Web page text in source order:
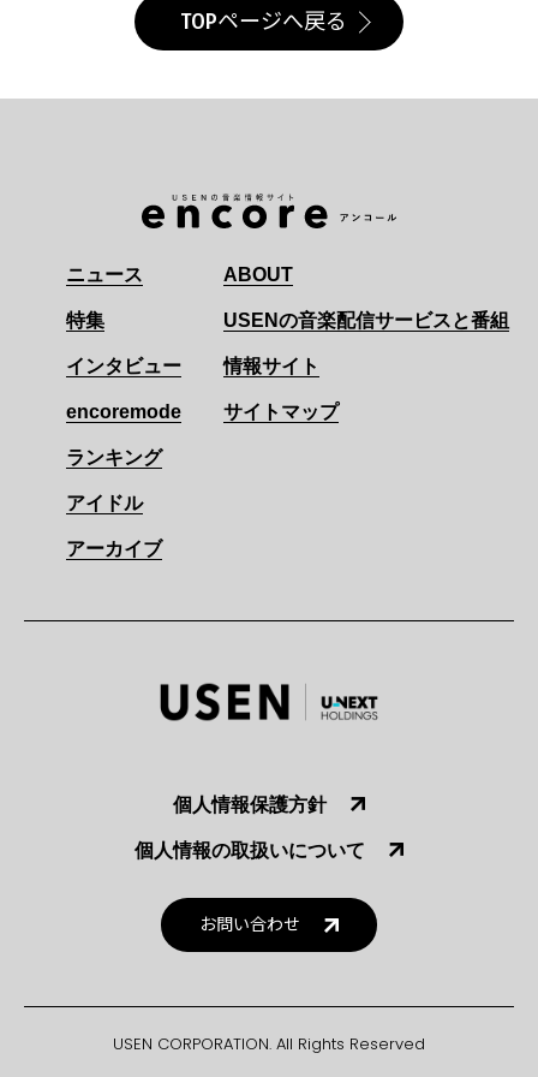
TOPページへ戻る
ニュース
特集
インタビュー
encoremode
ランキング
アイドル
アーカイブ
ABOUT
USENの音楽配信サービスと番組
情報サイト
サイトマップ
個人情報保護方針
個人情報の取扱いについて
お問い合わせ
USEN CORPORATION. All Rights Reserved